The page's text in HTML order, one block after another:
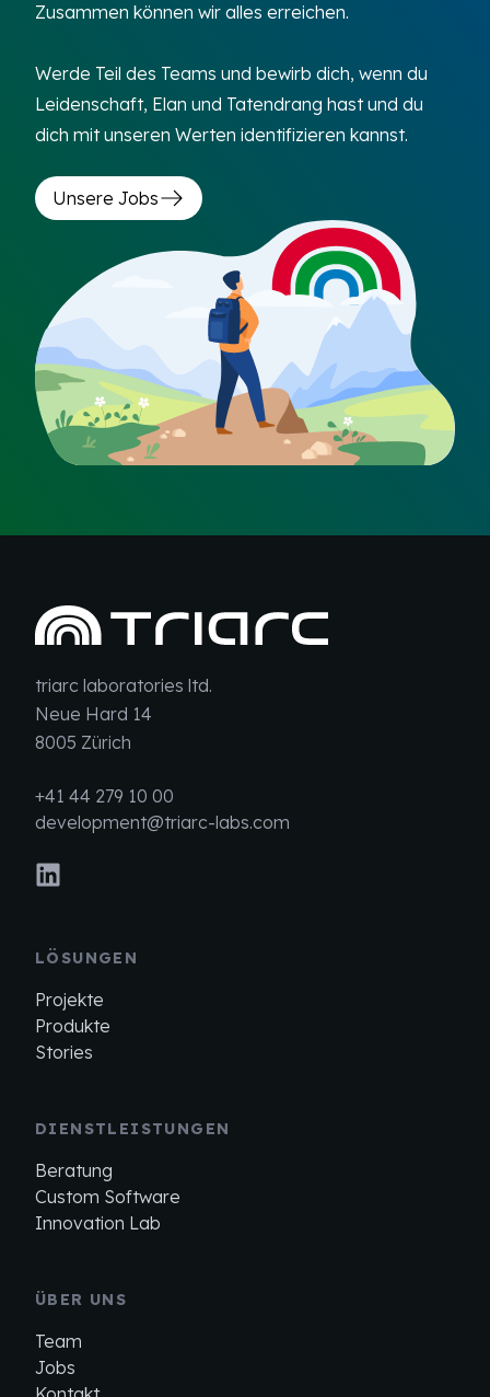
Zusammen können wir alles erreichen.
Werde Teil des Teams und bewirb dich, wenn du
Leidenschaft, Elan und Tatendrang hast und du
dich mit unseren Werten identifizieren kannst.
Unsere Jobs
triarc laboratories ltd.
Neue Hard 14
8005 Zürich
+41 44 279 10 00
development@triarc-labs.com
LÖSUNGEN
Projekte
Produkte
Stories
DIENSTLEISTUNGEN
Beratung
Custom Software
Innovation Lab
ÜBER UNS
Team
Jobs